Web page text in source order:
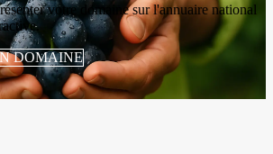
votre domaine sur l'annuaire national
DOMAINE